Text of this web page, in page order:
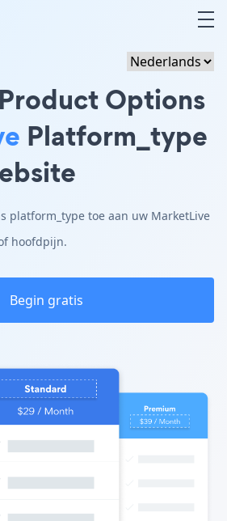
Options
Platform_type
platform_type toe aan uw MarketLive
hoofdpijn.
Begin gratis